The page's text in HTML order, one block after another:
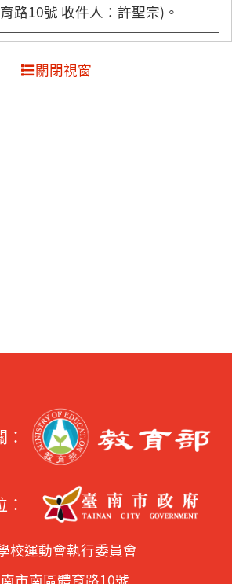
路10號 收件人：許聖宗)。
關閉視窗
校運動會執行委員會
市南區體育路10號